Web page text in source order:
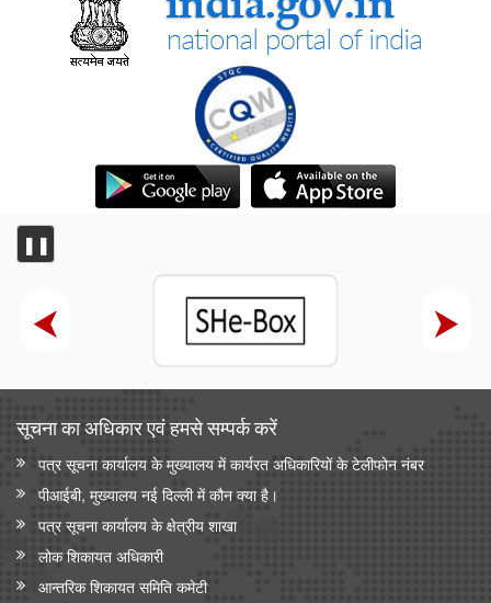
❚❚
सूचना का अधिकार एवं हमसे सम्‍पर्क करें
पत्र सूचना कार्यालय के मुख्यालय में कार्यरत अधिकारियों के टेलीफोन नंबर
पीआईबी, मुख्यालय नई दिल्ली में कौन क्या है।
पत्र सूचना कार्यालय के क्षेत्रीय शाखा
लोक शिकायत अधिकारी
आन्‍तरिक शिकायत समिति कमेटी